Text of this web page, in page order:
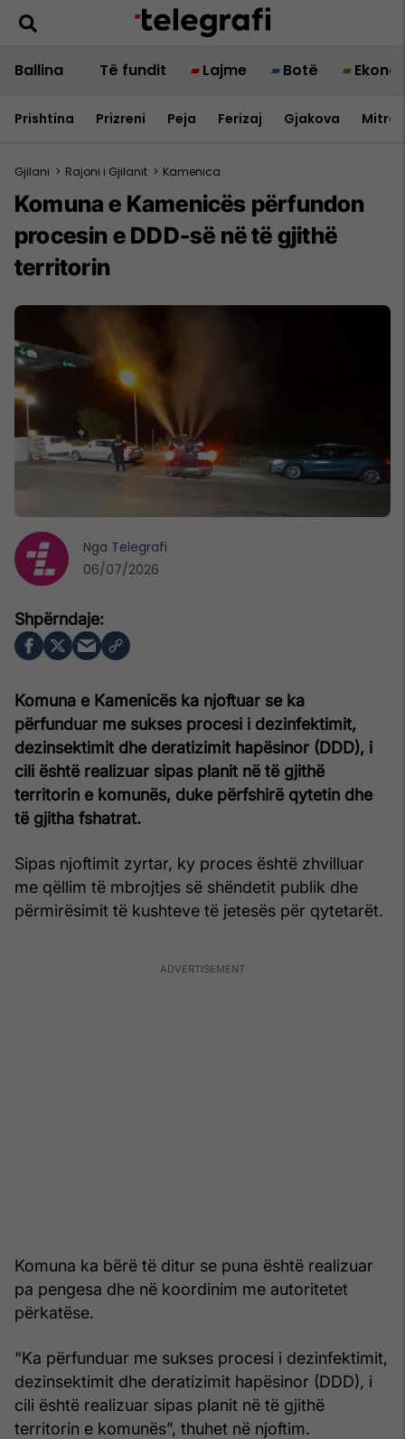
Ballina Të fundit Lajme Botë
Prishtina Prizreni Peja Ferizaj Gjakova
Gjilani > Rajoni i Gjilanit > Kamenica
Komuna e Kamenicës përfundon
procesin e DDD-së në të gjithë
territorin
Komuna e Kamenicës ka njoftuar se ka
përfunduar me sukses procesi i dezinfektimit,
dezinsektimit dhe deratizimit hapësinor (DDD), i
cili është realizuar sipas planit në të gjithë
territorin e komunës, duke përfshirë qytetin dhe
të gjitha fshatrat.
Sipas njoftimit zyrtar, ky proces është zhvilluar
me qëllim të mbrojtjes së shëndetit publik dhe
përmirësimit të kushteve të jetesës për qytetarët.
Komuna ka bërë të ditur se puna është realizuar
pa pengesa dhe në koordinim me autoritetet
përkatëse.
“Ka përfunduar me sukses procesi i dezinfektimit,
dezinsektimit dhe deratizimit hapësinor (DDD), i
cili është realizuar sipas planit në të gjithë
territorin e komunës”, thuhet në njoftim.
Nga Telegrafi
06/07/2026